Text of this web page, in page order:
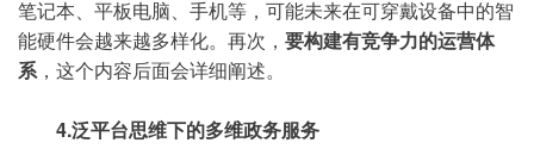
笔记本、平板电脑、手机等，可能未来在可穿戴设备中的智
能硬件会越来越多样化。再次， 要构建有竞争力的运营体
系，这个内容后面会详细阐述。
4.泛平台思维下的多维政务服务